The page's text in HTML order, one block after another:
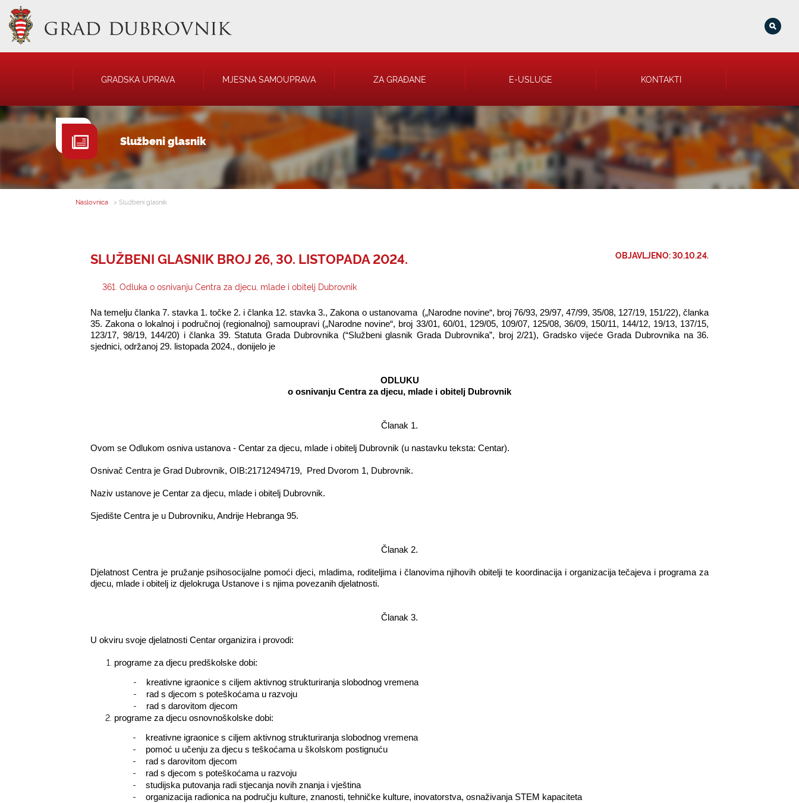
GRADSKA UPRAVA
GRADONAČELNIK
GRADSKO VIJEĆE
UPRAVNA TIJELA
SAVJET MLADIH
NATJEČAJI
JAVNA OBJAVA RJEŠENJA
USTANOVE
KOMUNALNA I TRGOVAČKA
MJESNA SAMOUPRAVA ZA GRAĐANE E-USLUGE KONTAKTI
Službeni glasnik
Naslovnica > Službeni glasnik
SLUŽBENI GLASNIK BROJ 26, 30. LISTOPADA 2024. OBJAVLJENO: 30.10.24.
361. Odluka o osnivanju Centra za djecu, mlade i obitelj Dubrovnik
Na temelju članka 7. stavka 1. točke 2. i članka 12. stavka 3., Zakona o ustanovama („Narodne novine“, broj 76/93, 29/97, 47/99, 35/08, 127/19, 151/22), članka
35. Zakona o lokalnoj i područnoj (regionalnoj) samoupravi („Narodne novine“, broj 33/01, 60/01, 129/05, 109/07, 125/08, 36/09, 150/11, 144/12, 19/13, 137/15,
123/17, 98/19, 144/20) i članka 39. Statuta Grada Dubrovnika (“Službeni glasnik Grada Dubrovnika”, broj 2/21), Gradsko vijeće Grada Dubrovnika na 36.
sjednici, održanoj 29. listopada 2024., donijelo je
ODLUKU
o osnivanju Centra za djecu, mlade i obitelj Dubrovnik
Članak 1.
Ovom se Odlukom osniva ustanova - Centar za djecu, mlade i obitelj Dubrovnik (u nastavku teksta: Centar).
Osnivač Centra je Grad Dubrovnik, OIB:21712494719, Pred Dvorom 1, Dubrovnik.
Naziv ustanove je Centar za djecu, mlade i obitelj Dubrovnik.
Sjedište Centra je u Dubrovniku, Andrije Hebranga 95.
Članak 2.
Djelatnost Centra je pružanje psihosocijalne pomoći djeci, mladima, roditeljima i članovima njihovih obitelji te koordinacija i organizacija tečajeva i programa za
djecu, mlade i obitelj iz djelokruga Ustanove i s njima povezanih djelatnosti.
Članak 3.
U okviru svoje djelatnosti Centar organizira i provodi:
programe za djecu predškolske dobi:
- kreativne igraonice s ciljem aktivnog strukturiranja slobodnog vremena
- rad s djecom s poteškoćama u razvoju
-
rad s darovitom djecom
programe za djecu osnovnoškolske dobi:
- kreativne igraonice s ciljem aktivnog strukturiranja slobodnog vremena
- pomoć u učenju za djecu s teškoćama u školskom postignuću
- rad s darovitom djecom
- rad s djecom s poteškoćama u razvoju
- studijska putovanja radi stjecanja novih znanja i vještina
-
organizacija radionica na području kulture, znanosti, tehničke kulture, inovatorstva, osnaživanja STEM kapaciteta